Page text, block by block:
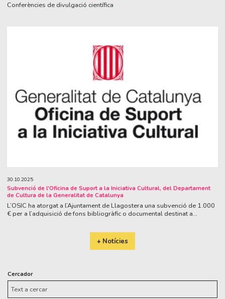
Conferències de divulgació científica
30.10.2025
Subvenció de l'Oficina de Suport a la Iniciativa Cultural, del Departament
de Cultura de la Generalitat de Catalunya
L’OSIC ha atorgat a l’Ajuntament de Llagostera una subvenció de 1.000
€ per a l’adquisició de fons bibliogràfic o documental destinat a...
+ Notícies
Cercador